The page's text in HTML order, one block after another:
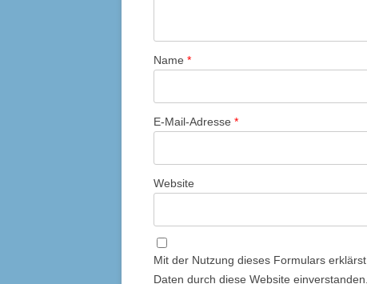
Name *
E-Mail-Adresse *
Website
Mit der Nutzung dieses Formulars
Daten durch diese Website einverstanden.